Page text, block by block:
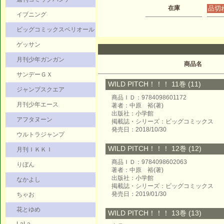
イブニング
ビッグコミックスペリオール
ゲッサン
月刊少年ガンガン
サンデーＧＸ
ジャンプスクエア
月刊少年エース
アフタヌーン
ウルトラジャンプ
月刊ＩＫＫＩ
りぼん
なかよし
ちゃお
花とゆめ
在庫 品切
商品名
WILD PITCH！！！ 11巻 (11)
商品ＩＤ：9784098601172
著者：中原 裕(著)
出版社：小学館
掲載誌・シリーズ：ビッグコミックス
発売日：2018/10/30
WILD PITCH！！！ 12巻 (12)
商品ＩＤ：9784098602063
著者：中原 裕(著)
出版社：小学館
掲載誌・シリーズ：ビッグコミックス
発売日：2019/01/30
WILD PITCH！！！ 13巻 (13)